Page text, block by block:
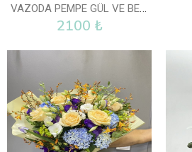
VAZODA PEMPE GÜL VE BEYAZ GÜLLER
2100 ₺